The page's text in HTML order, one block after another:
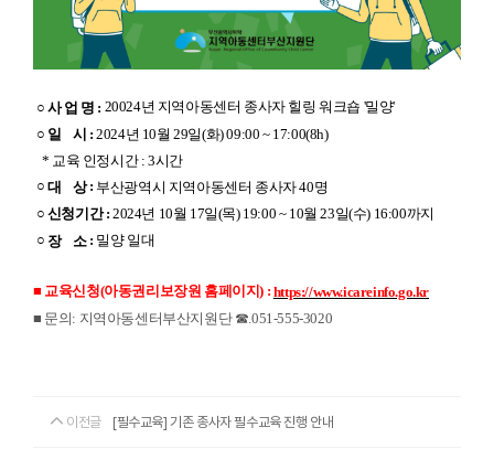
○ 사 업 명 : 20024년 지역아동센터 종사자 힐링 워크숍 '밀양'
○ 일 시 :2024년 10월 29일(화) 09:00 ~ 17:00(8h)
* 교육 인정시간 : 3시간​
○ 대 상: ​ 부산광역시 지역아동센터 종사자 40명
○ 신청기간 :2024년 10월 17일(목) 19:00 ~ 10월 23일(수) 16:00까지
○ 장 소: 밀양 일대
■ 교육신청(아동권리보장원 홈페이지) : https://www.icareinfo.go.kr
■ 문의: 지역아동센터부산지원단 ☎.051-555-3020
이전글 [필수교육] 기존 종사자 필수교육 진행 안내